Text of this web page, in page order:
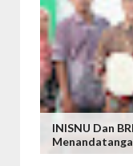
INISNU Dan